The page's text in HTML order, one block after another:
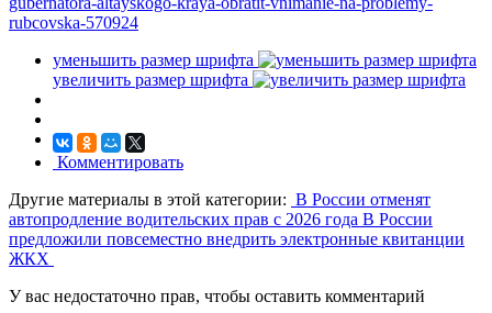
rubcovska-570924
уменьшить размер шрифта
увеличить размер шрифта
Комментировать
Другие материалы в этой категории: В России отменят
автопродление водительских прав с 2026 года В России
предложили повсеместно внедрить электронные квитанции
ЖКХ
У вас недостаточно прав, чтобы оставить комментарий